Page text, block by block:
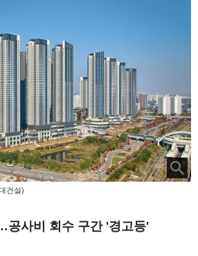
건설)
공사비 회수 구간 '경고등'